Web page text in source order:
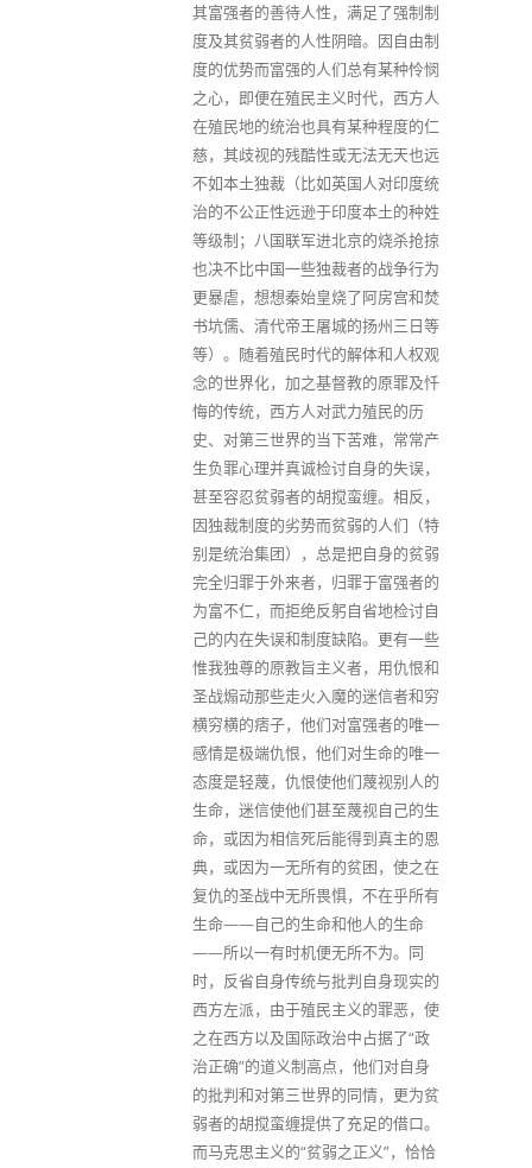
其富强者的善待人性，满足了强制制
度及其贫弱者的人性阴暗。因自由制
度的优势而富强的人们总有某种怜悯
之心，即便在殖民主义时代，西方人
在殖民地的统治也具有某种程度的仁
慈，其歧视的残酷性或无法无天也远
不如本土独裁（比如英国人对印度统
治的不公正性远逊于印度本土的种姓
等级制；八国联军进北京的烧杀抢掠
也决不比中国一些独裁者的战争行为
更暴虐，想想秦始皇烧了阿房宫和焚
书坑儒、清代帝王屠城的扬州三日等
等）。随着殖民时代的解体和人权观
念的世界化，加之基督教的原罪及忏
悔的传统，西方人对武力殖民的历
史、对第三世界的当下苦难，常常产
生负罪心理并真诚检讨自身的失误，
甚至容忍贫弱者的胡搅蛮缠。相反，
因独裁制度的劣势而贫弱的人们（特
别是统治集团），总是把自身的贫弱
完全归罪于外来者，归罪于富强者的
为富不仁，而拒绝反躬自省地检讨自
己的内在失误和制度缺陷。更有一些
惟我独尊的原教旨主义者，用仇恨和
圣战煽动那些走火入魔的迷信者和穷
横穷横的痞子，他们对富强者的唯一
感情是极端仇恨，他们对生命的唯一
态度是轻蔑，仇恨使他们蔑视别人的
生命，迷信使他们甚至蔑视自己的生
命，或因为相信死后能得到真主的恩
典，或因为一无所有的贫困，使之在
复仇的圣战中无所畏惧，不在乎所有
生命——自己的生命和他人的生命
——所以一有时机便无所不为。同
时，反省自身传统与批判自身现实的
西方左派，由于殖民主义的罪恶，使
之在西方以及国际政治中占据了“政
治正确”的道义制高点，他们对自身
的批判和对第三世界的同情，更为贫
弱者的胡搅蛮缠提供了充足的借口。
而马克思主义的“贫弱之正义”，恰恰